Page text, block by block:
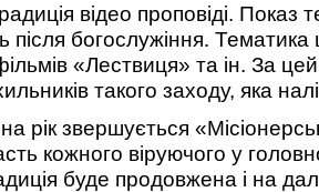
відео проповіді. Показ
після богослужіння. Тематика
«Лествиця» та ін. За
такого заходу, яка
рік звершується
кожного віруючого у
буде продовжена і на